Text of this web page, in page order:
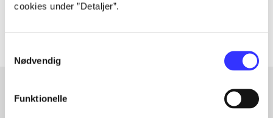
cookies under ”Detaljer”.
Nødvendig
Funktionelle
Artiklerne ihandler ofte om